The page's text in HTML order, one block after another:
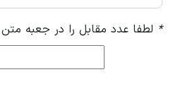
* لطفا عدد مقابل را در جعبه متن